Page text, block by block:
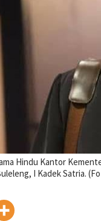
Hindu Kantor
I Kadek Satria.